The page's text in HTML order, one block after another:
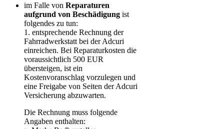
im Falle von Reparaturen
aufgrund von Beschädigung ist
folgendes zu tun:
1. entsprechende Rechnung der
Fahrradwerkstatt bei der Adcuri
einreichen. Bei Reparaturkosten die
voraussichtlich 500 EUR
übersteigen, ist ein
Kostenvoranschlag vorzulegen und
eine Freigabe von Seiten der Adcuri
Versicherung abzuwarten.
Die Rechnung muss folgende
Angaben enthalten: